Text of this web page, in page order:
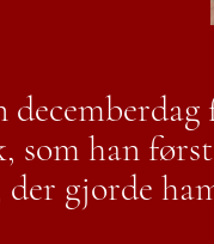
som han
gjorde